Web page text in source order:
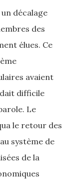
décalage
des
élues. Ce
avaient
difficile
Le
le retour des
système de
de la